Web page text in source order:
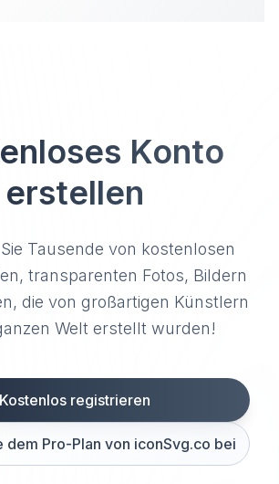
Konto
erstellen
Tausende von kostenlosen
transparenten Fotos, Bildern
die von großartigen Künstlern
Welt erstellt wurden!
Kostenlos registrieren
dem Pro-Plan von iconSvg.co bei